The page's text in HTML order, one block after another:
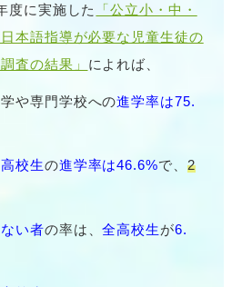
度に実施した
「公立小・中・
本語指導が必要な児童生徒の
査の結果」 によれば、
や専門学校への進学率は75.
校生の進学率は46.6%で、 2
い者の率は、全高校生が6.